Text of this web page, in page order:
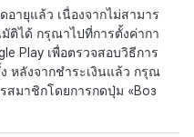
ายุแล้ว เนื่องจากไม่สามาร
ติได้ กรุณาไปที่การตั้งค่ากา
Play เพื่อตรวจสอบวิธีการ
หลังจากชำระเงินแล้ว กรุณ
สมาชิกโดยการกดปุ่ม «Воз